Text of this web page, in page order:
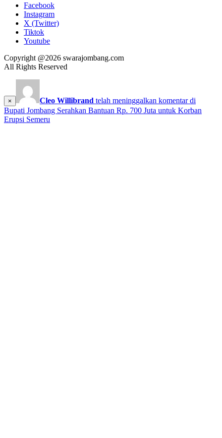
Facebook
Instagram
X (Twitter)
Tiktok
Youtube
Copyright @2026 swarajombang.com
All Rights Reserved
× Cleo Willibrand telah meninggalkan komentar di
Bupati Jombang Serahkan Bantuan Rp. 700 Juta untuk Korban
Erupsi Semeru